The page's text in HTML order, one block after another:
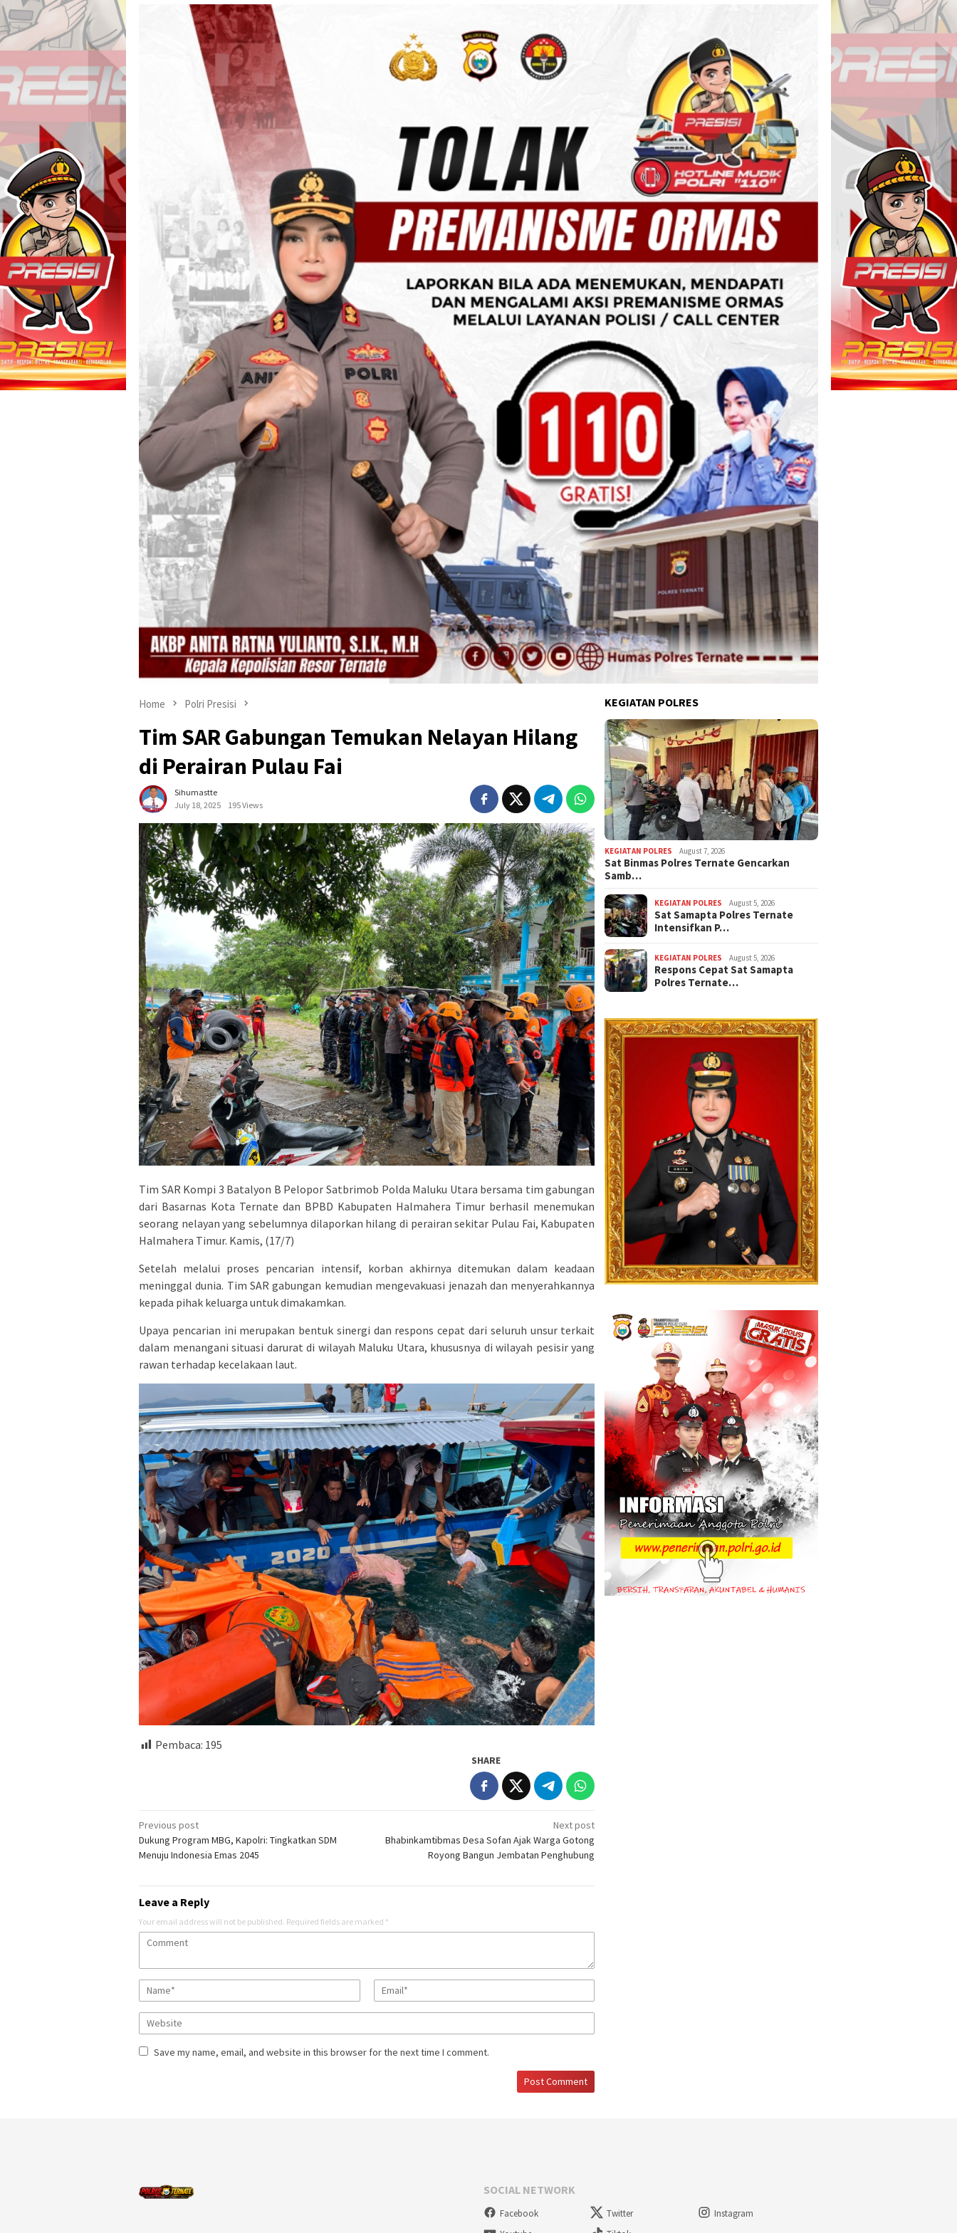
Home Polri Presisi
Tim SAR Gabungan Temukan Nelayan Hilang
di Perairan Pulau Fai
Sihumastte
July 18, 2025
195 Views
Tim SAR Kompi 3 Batalyon B Pelopor Satbrimob Polda Maluku Utara bersama tim gabungan
dari Basarnas Kota Ternate dan BPBD Kabupaten Halmahera Timur berhasil menemukan
seorang nelayan yang sebelumnya dilaporkan hilang di perairan sekitar Pulau Fai, Kabupaten
Halmahera Timur. Kamis, (17/7)
Setelah melalui proses pencarian intensif, korban akhirnya ditemukan dalam keadaan
meninggal dunia. Tim SAR gabungan kemudian mengevakuasi jenazah dan menyerahkannya
kepada pihak keluarga untuk dimakamkan.
Upaya pencarian ini merupakan bentuk sinergi dan respons cepat dari seluruh unsur terkait
dalam menangani situasi darurat di wilayah Maluku Utara, khususnya di wilayah pesisir yang
rawan terhadap kecelakaan laut.
Pembaca: 195
SHARE
Post
navigation
Previous post
Dukung Program MBG, Kapolri: Tingkatkan SDM
Menuju Indonesia Emas 2045
Next post
Bhabinkamtibmas Desa Sofan Ajak Warga Gotong
Royong Bangun Jembatan Penghubung
Leave a Reply
Your email address will not be published. Required fields are marked *
Save my name, email, and website in this browser for the next time I comment.
KEGIATAN POLRES
KEGIATAN POLRES August 7, 2026
Sat Binmas Polres Ternate Gencarkan
Samb…
KEGIATAN POLRES August 5, 2026
Sat Samapta Polres Ternate
Intensifkan P…
KEGIATAN POLRES August 5, 2026
Respons Cepat Sat Samapta
Polres Ternate…
SOCIAL NETWORK
Facebook Twitter
Instagram